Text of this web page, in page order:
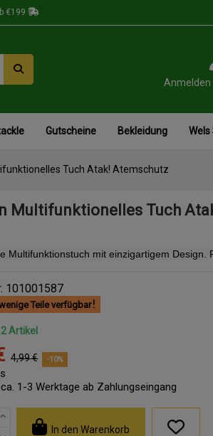
€199
Gutscheine Bekleidung Wels
Tuch Atak! Atemschutz
Multifunktionelles Tuch
Multifunktionstuch mit einzigartigem Design.
101001587
Teile verfügbar
2 Artikel
4,99 € -10%
1-3 Werktage ab Zahlungseingang
In den Warenkorb